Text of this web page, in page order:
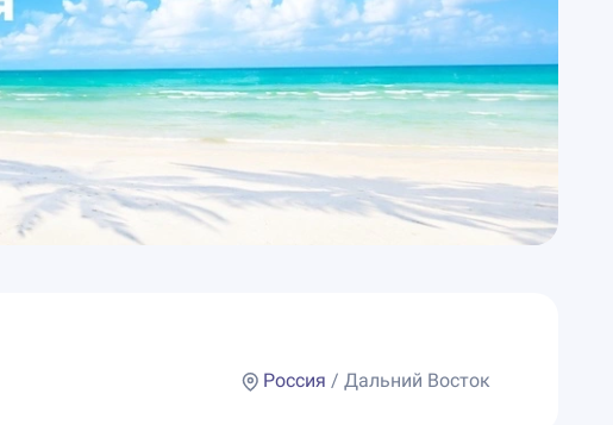
Россия / Дальний Восток